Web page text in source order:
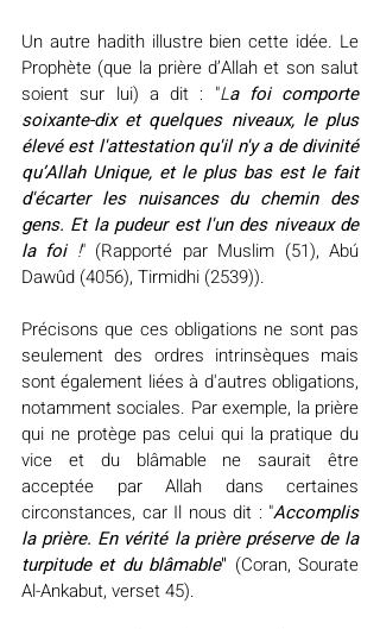
Un autre hadith illustre bien cette idée. Le
Prophète (que la prière d’Allah et son salut
soient sur lui) a dit : "La foi comporte
soixante-dix et quelques niveaux, le plus
élevé est l'attestation qu'il n'y a de divinité
qu’Allah Unique, et le plus bas est le fait
d'écarter les nuisances du chemin des
gens. Et la pudeur est l'un des niveaux de
la foi !" (Rapporté par Muslim (51), Abú
Dawûd (4056), Tirmidhi (2539)).
Précisons que ces obligations ne sont pas
seulement des ordres intrinsèques mais
sont également liées à d'autres obligations,
notamment sociales. Par exemple, la prière
qui ne protège pas celui qui la pratique du
vice et du blâmable ne saurait être
acceptée par Allah dans certaines
circonstances, car Il nous dit : "Accomplis
la prière. En vérité la prière préserve de la
turpitude et du blâmable" (Coran, Sourate
Al-Ankabut, verset 45).